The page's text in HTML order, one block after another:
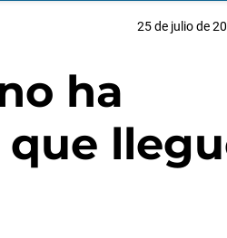
25 de julio de
ha